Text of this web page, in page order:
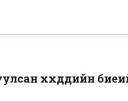
хүүхдүүдийн